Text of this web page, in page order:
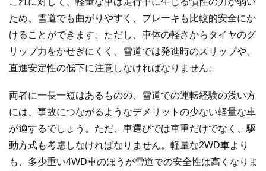
ため、雪道でも曲がりやすく、ブレーキも比較的安全にか
けることができます。ただし、車体の軽さからタイヤのグ
リップ力をかせぎにくく、雪道では発進時のスリップや、
直進安定性の低下に注意しなければなりません。
両者に一長一短はあるものの、雪道での運転経験の浅い方
には、事故につながるようなデメリットの少ない軽量な車
が適するでしょう。ただ、車選びでは車重だけでなく、駆
動方式も考慮しなければなりません。軽量な2WD車より
も、多少重い4WD車のほうが雪道での安全性は高くなりま